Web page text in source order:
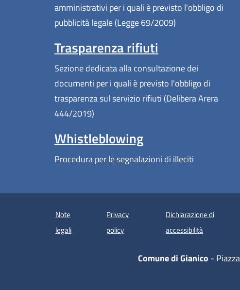
amministrativi per i quali è previsto l'obbligo di
pubblicità legale (Legge 69/2009)
Trasparenza rifiuti
Sezione dedicata alla consultazione dei
documenti per i quali è previsto l'obbligo di
trasparenza sul servizio rifiuti (Delibera Arera
444/2019)
Whistleblowing
Procedura per le segnalazioni di illeciti
Note
legali
Privacy
policy
Dichiarazione di
accessibilità (apre in
Comune di Gianico -